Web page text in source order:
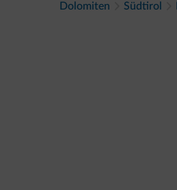
Dolomiten Südtirol